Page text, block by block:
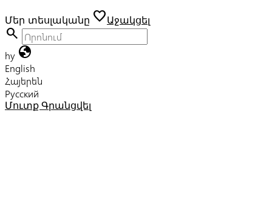
Մեր տեսլականը favoriteԱջակցել
search
hy globe
English
Հայերեն
Русский
Մուտք Գրանցվել